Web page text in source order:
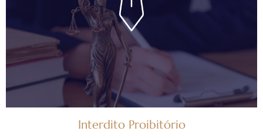
Interdito Proibitório